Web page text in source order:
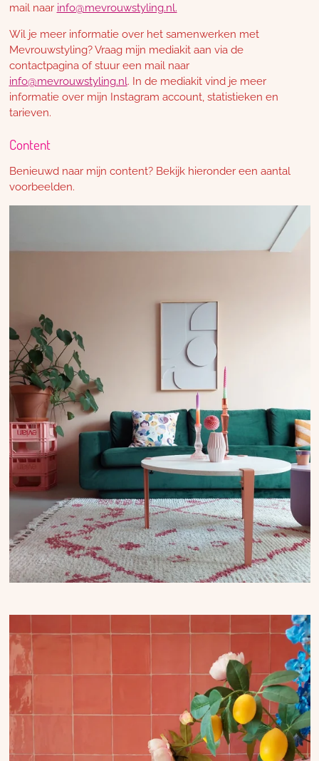
mail naar info@mevrouwstyling.nl.
Wil je meer informatie over het samenwerken met
Mevrouwstyling? Vraag mijn mediakit aan via de
contactpagina of stuur een mail naar
info@mevrouwstyling.nl. In de mediakit vind je meer
informatie over mijn Instagram account, statistieken en
tarieven.
Content
Benieuwd naar mijn content? Bekijk hieronder een aantal
voorbeelden.